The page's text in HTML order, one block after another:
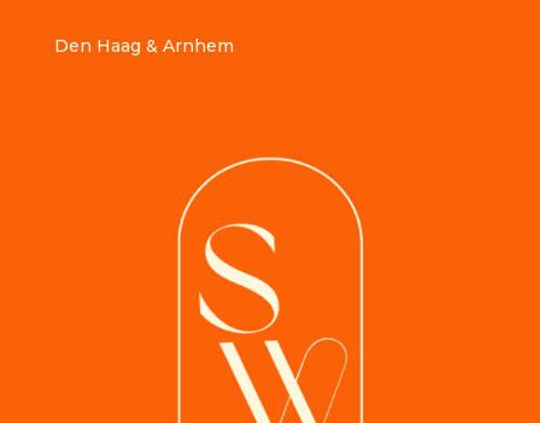
Den Haag & Arnhem